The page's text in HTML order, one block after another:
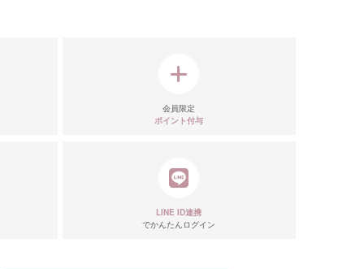
会員限定
ポイント付与
LINE ID連携
でかんたんログイン